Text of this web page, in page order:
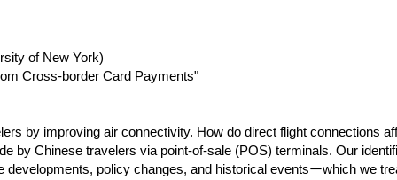
of New York)
Cross-border Card Payments"
by improving air connectivity. How do direct flight connections
by Chinese travelers via point-of-sale (POS) terminals. Our
policy changes, and historical eventsーwhich we